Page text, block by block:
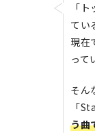
「
てい
現在
って
そん
「
う曲